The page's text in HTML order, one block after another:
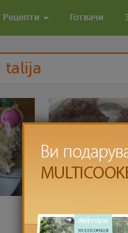
Рецепти Готвачи
talija